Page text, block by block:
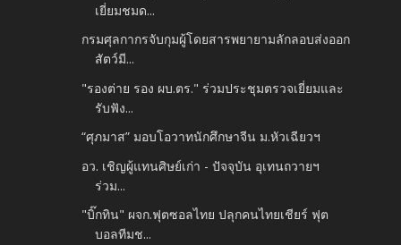
เยี่ยมชมด...
กรมศุลกากรจับกุมผู้โดยสารพยายามลักลอบส่งออก
สัตว์มี...
"รองต่าย รอง ผบ.ตร." ร่วมประชุมตรวจเยี่ยมและ
รับฟัง...
“ศุภมาส” มอบโอวาทนักศึกษาจีน ม.หัวเฉียวฯ
อว. เชิญผู้แทนศิษย์เก่า - ปัจจุบัน อุเทนถวายฯ
ร่วม...
"บิ๊กทิน" ผจก.ฟุตซอลไทย ปลุกคนไทยเชียร์ ฟุต
บอลทีมช...